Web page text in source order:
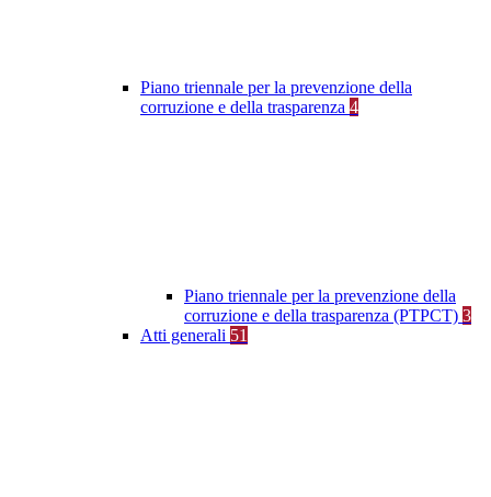
Piano triennale per la prevenzione della
corruzione e della trasparenza 4
Piano triennale per la prevenzione della
corruzione e della trasparenza (PTPCT) 3
Atti generali 51